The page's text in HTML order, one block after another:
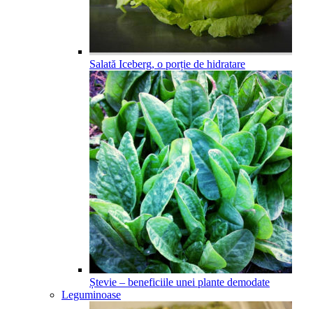
Salată Iceberg, o porție de hidratare
Ștevie – beneficiile unei plante demodate
Leguminoase